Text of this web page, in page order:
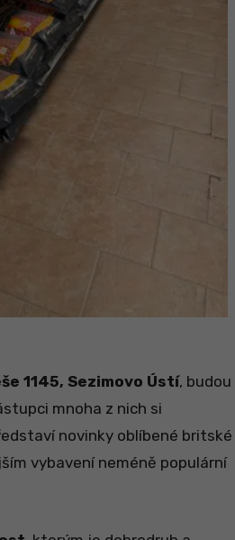
1145, Sezimovo Ústí, budou
mnoha z nich si
novinky oblíbené britské
vybavení neméně populární